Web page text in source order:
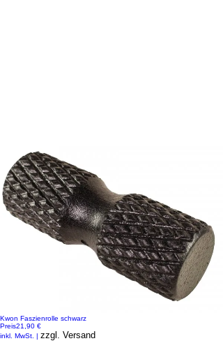
Kwon Faszienrolle schwarz
Preis21,90 €
inkl. MwSt. | zzgl. Versand